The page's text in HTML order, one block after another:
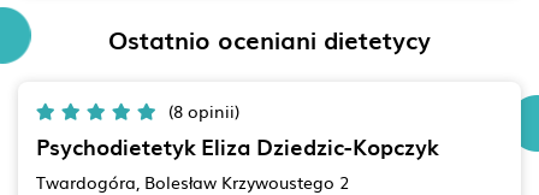
Ostatnio oceniani dietetycy
(8 opinii)
Psychodietetyk Eliza Dziedzic-Kopczyk
Twardogóra, Bolesław Krzywoustego 2